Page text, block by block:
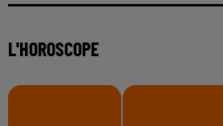
L'HOROSCOPE